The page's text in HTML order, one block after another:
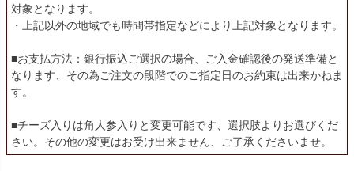
対象となります。
・上記以外の地域でも時間帯指定などにより上記対象となります。
■お支払方法：銀行振込ご選択の場合、ご入金確認後の発送準備と
なります、その為ご注文の段階でのご指定日のお約束は出来かねま
す。
■チーズ入りは角人参入りと変更可能です、選択肢よりお選びくだ
さい。その他の変更はお受け出来ません、ご了承くださいませ。